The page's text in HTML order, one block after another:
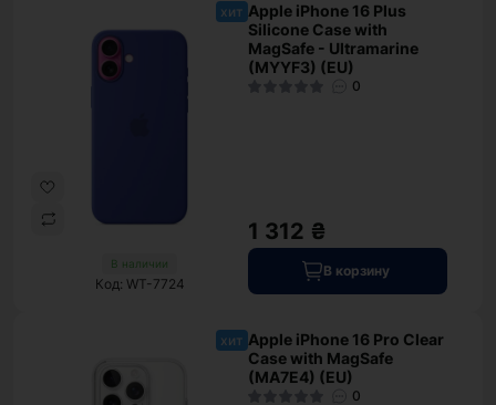
хит
В наличии
Код: WT-7724
Apple iPhone 16 Plus
Silicone Case with
MagSafe - Ultramarine
(MYYF3) (EU)
0
1 312 ₴
В корзину
хит Apple iPhone 16 Pro Clear
Case with MagSafe
(MA7E4) (EU)
0